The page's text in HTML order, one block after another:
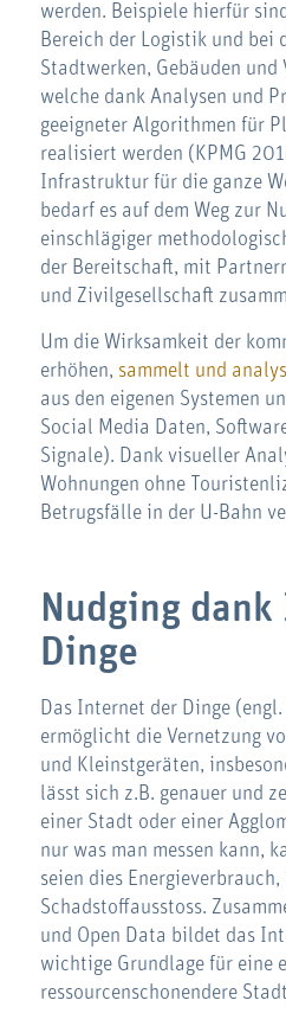
werden. Beispiele hierfür
Bereich der Logistik und bei
Stadtwerken, Gebäuden
welche dank Analysen und
geeigneter Algorithmen für
realisiert werden (KPMG
Infrastruktur für die ganze
bedarf es auf dem Weg zur
einschlägiger
der Bereitschaft, mit
und Zivilgesellschaft
Um die Wirksamkeit der
erhöhen, sammelt und
aus den eigenen Systemen
Social Media Daten,
Signale). Dank visueller
Wohnungen ohne
Betrugsfälle in der U-Bahn
Nudging
Dinge
Das Internet der Dinge
ermöglicht die Vernetzung
und Kleinstgeräten,
lässt sich z.B. genauer und
einer Stadt oder einer
nur was man messen kann,
seien dies
Schadstoffausstoss.
und Open Data bildet das
wichtige Grundlage für eine
ressourcenschonendere